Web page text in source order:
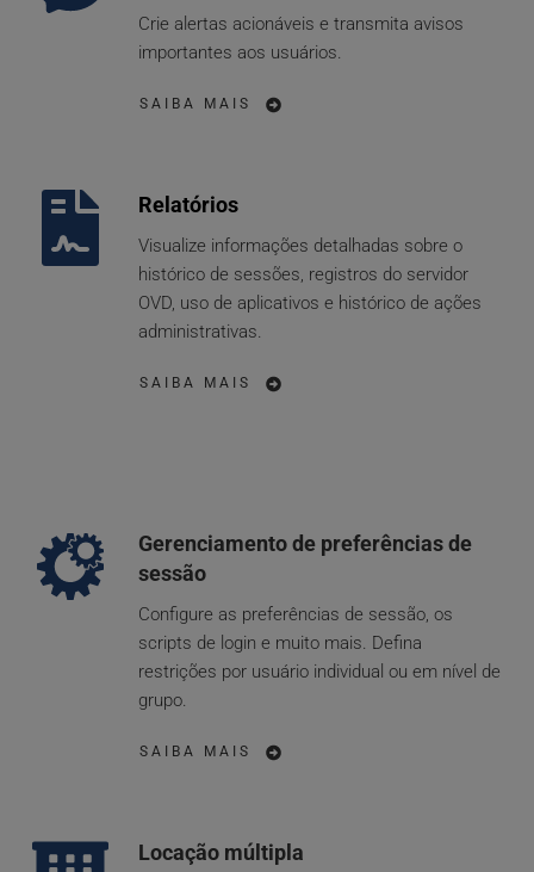
Crie alertas acionáveis e transmita avisos
importantes aos usuários.
SAIBA MAIS
Relatórios
Visualize informações detalhadas sobre o
histórico de sessões, registros do servidor
OVD, uso de aplicativos e histórico de ações
administrativas.
SAIBA MAIS
Gerenciamento de preferências de
sessão
Configure as preferências de sessão, os
scripts de login e muito mais. Defina
restrições por usuário individual ou em nível de
grupo.
SAIBA MAIS
Locação múltipla